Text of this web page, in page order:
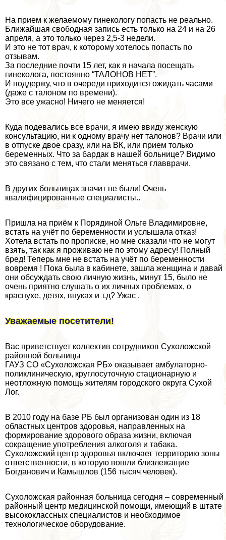
На прием к желаемому гинекологу попасть не реально.
Ближайшая свободная запись есть только на 24 и на 26
апреля, а это только через 2,5-3 недели.
И это не тот врач, к которому хотелось попасть по
отзывам.
За последние почти 15 лет, как я начала посещать
гинеколога, постоянно “ТАЛОНОВ НЕТ”.
И поддержу, что в очереди приходится ожидать часами
(даже с талоном по времени).
Это все ужасно! Ничего не меняется!
Куда подевались все врачи, я имею ввиду женскую
консультацию, ни к одному врачу нет талонов? Врачи или
в отпуске двое сразу, или на ВК, или прием только
беременных. Что за бардак в нашей больнице? Видимо
это связано с тем, что стали меняться главврачи.
В других больницах значит не были! Очень
квалифицированные специалисты..
Пришла на приём к Порядиной Ольге Владимировне,
встать на учёт по беременности и услышала отказ!
Хотела встать по прописке, но мне сказали что не могут
взять, так как я проживаю не по этому адресу! Полный
бред! Теперь мне не встать на учёт по беременности
вовремя ! Пока была в кабинете, зашла женщина и давай
они обсуждать свою личную жизнь, минут 15, было не
очень приятно слушать о их личных проблемах, о
краснухе, детях, внуках и т.д? Ужас .
Уважаемые посетители!
Вас приветствует коллектив сотрудников Сухоложской
районной больницы
ГАУЗ СО «Сухоложская РБ» оказывает амбулаторно-
поликлиническую, круглосуточную стационарную и
неотложную помощь жителям городского округа Сухой
Лог.
В 2010 году на базе РБ был организован один из 18
областных центров здоровья, направленных на
формирование здорового образа жизни, включая
сокращение употрeбления алкоголя и табака.
Сухоложский центр здоровья включает территорию зоны
ответственности, в которую вошли близлежащие
Богданович и Камышлов (156 тысяч человек).
Сухоложская районная больница сегодня – современный
районный центр медицинской помощи, имеющий в штате
высококлассных специалистов и необходимое
технологическое оборудование.